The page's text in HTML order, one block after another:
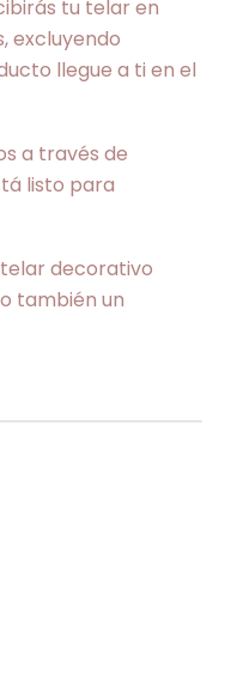
tu telar en
excluyendo
llegue a ti en el
a través de
listo para
decorativo
también un